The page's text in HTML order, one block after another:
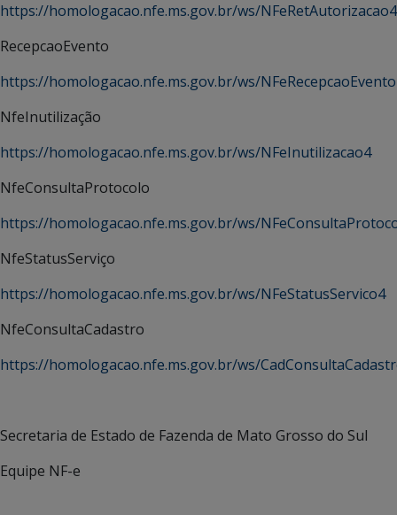
https://homologacao.nfe.ms.gov.br/ws/NFeRetAutorizacao4
RecepcaoEvento
https://homologacao.nfe.ms.gov.br/ws/
NfeInutilização
https://homologacao.nfe.ms.gov.br/ws/NFeInutilizacao4
NfeConsultaProtocolo
https://homologacao.nfe.ms.gov.br/ws/
NfeStatusServiço
https://homologacao.nfe.ms.gov.br/ws/NFeStatusServico4
NfeConsultaCadastro
https://homologacao.nfe.ms.gov.br/ws/
Secretaria de Estado de Fazenda de Mato Grosso do Sul
Equipe NF-e